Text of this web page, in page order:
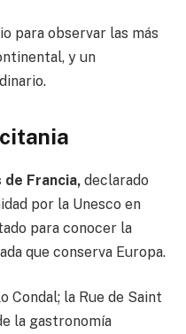
para observar las más
y un
Francia, declarado
por la Unesco en
para conocer la
que conserva Europa.
Condal; la Rue de Saint
la gastronomía